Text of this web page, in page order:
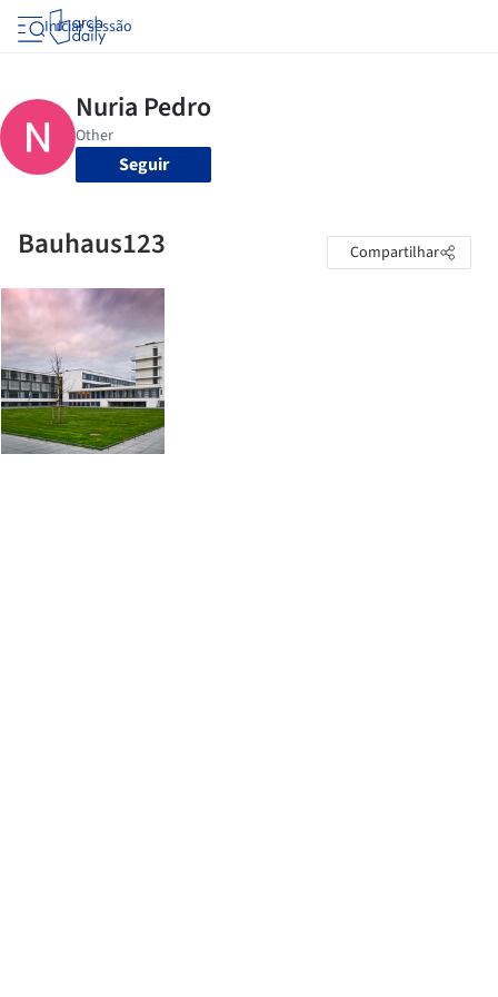
Iniciar sessão
Seguir
Bauhaus123 Compartilhar